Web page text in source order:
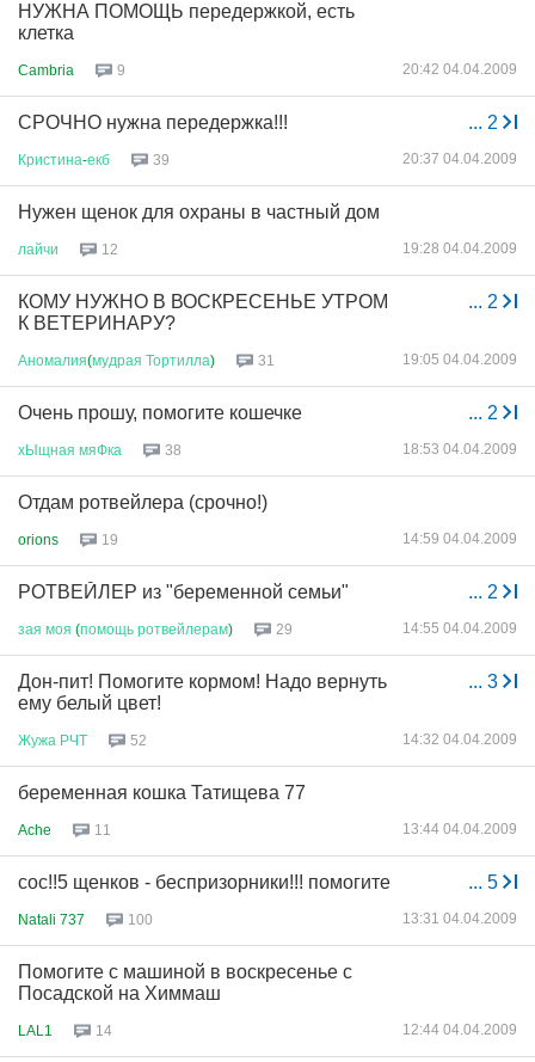
НУЖНА ПОМОЩЬ передержкой, есть
клетка
Cambria 9 20:42 04.04.2009
... 2
СРОЧНО нужна передержка!!!
Кристина-екб 39 20:37 04.04.2009
Нужен щенок для охраны в частный дом
лайчи 12 19:28 04.04.2009
... 2
КОМУ НУЖНО В ВОСКРЕСЕНЬЕ УТРОМ
К ВЕТЕРИНАРУ?
Аномалия(мудрая Тортилла) 31 19:05 04.04.2009
... 2
Очень прошу, помогите кошечке
хЫщная мяФка 38 18:53 04.04.2009
Отдам ротвейлера (срочно!)
orions 19 14:59 04.04.2009
... 2
РОТВЕЙЛЕР из "беременной семьи"
зая моя (помощь ротвейлерам) 29 14:55 04.04.2009
... 3
Дон-пит! Помогите кормом! Надо вернуть
ему белый цвет!
Жужа РЧТ 52 14:32 04.04.2009
беременная кошка Татищева 77
Ache 11 13:44 04.04.2009
... 5
сос!!5 щенков - беспризорники!!! помогите
Natali 737 100 13:31 04.04.2009
Помогите с машиной в воскресенье с
Посадской на Химмаш
LAL1 14 12:44 04.04.2009